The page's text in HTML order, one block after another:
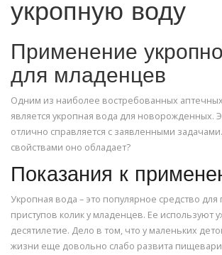
укропную воду
Применение
для младенцев
Одним из наиболее востребованных
является укропная вода для новорожденных.
отлично справляется с заявленными
свойствами оно обладает?
Показания к
Укропная вода – это популярное средство
приступов колик у младенцев. Ее используют
десятилетие. Дело в том, что у маленьких
жизни еще довольно слабо развита